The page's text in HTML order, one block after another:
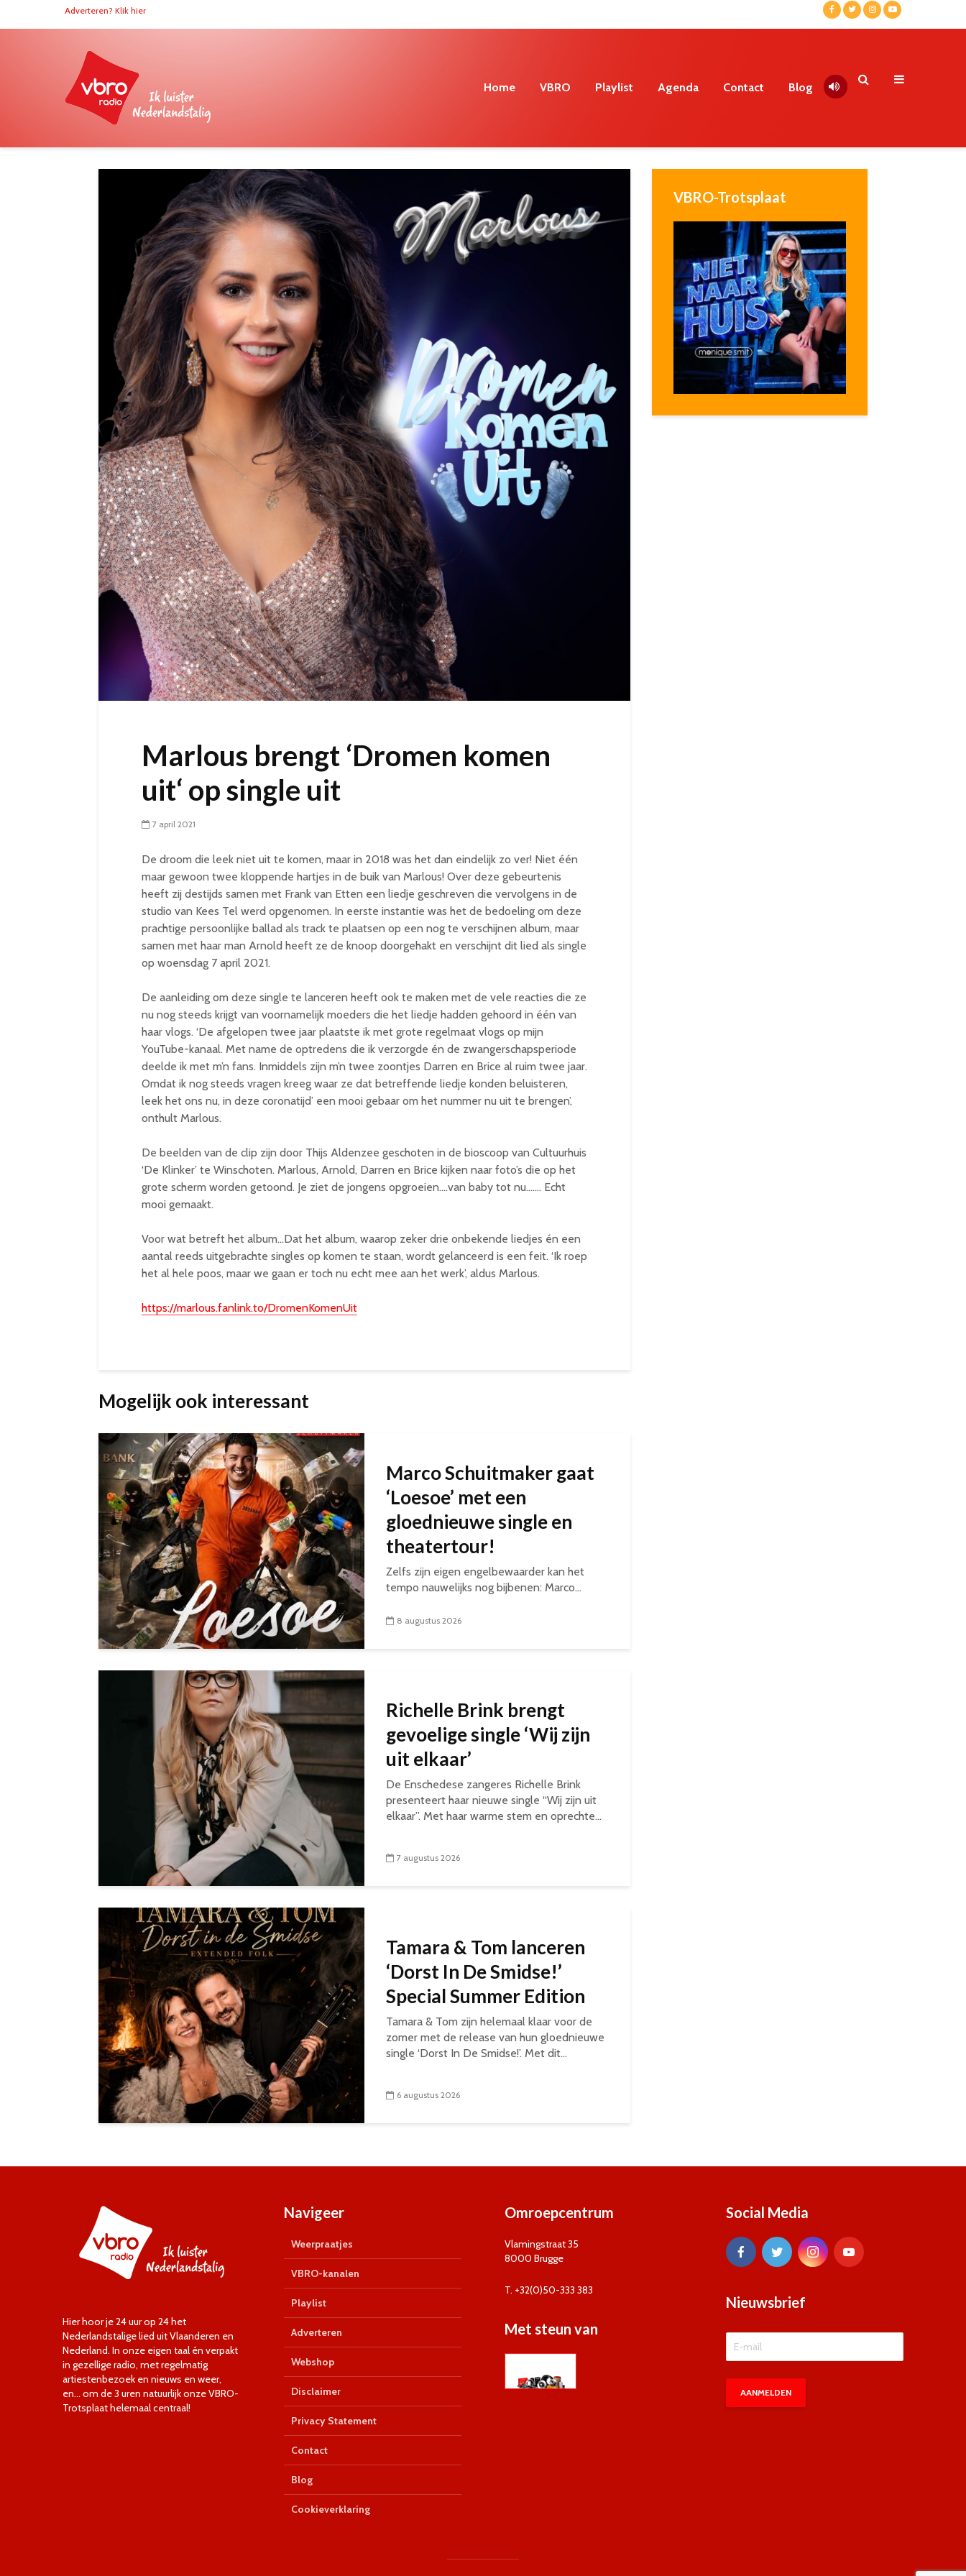
Adverteren? Klik hier
Home VBRO Playlist Agenda Contact Blog
Marlous brengt ‘Dromen komen
uit‘ op single uit
7 april 2021
De droom die leek niet uit te komen, maar in 2018 was het dan eindelijk zo ver! Niet één
maar gewoon twee kloppende hartjes in de buik van Marlous! Over deze gebeurtenis
heeft zij destijds samen met Frank van Etten een liedje geschreven die vervolgens in de
studio van Kees Tel werd opgenomen. In eerste instantie was het de bedoeling om deze
prachtige persoonlijke ballad als track te plaatsen op een nog te verschijnen album, maar
samen met haar man Arnold heeft ze de knoop doorgehakt en verschijnt dit lied als single
op woensdag 7 april 2021.
De aanleiding om deze single te lanceren heeft ook te maken met de vele reacties die ze
nu nog steeds krijgt van voornamelijk moeders die het liedje hadden gehoord in één van
haar vlogs. ‘De afgelopen twee jaar plaatste ik met grote regelmaat vlogs op mijn
YouTube-kanaal. Met name de optredens die ik verzorgde én de zwangerschapsperiode
deelde ik met m’n fans. Inmiddels zijn m’n twee zoontjes Darren en Brice al ruim twee jaar.
Omdat ik nog steeds vragen kreeg waar ze dat betreffende liedje konden beluisteren,
leek het ons nu, in deze coronatijd’ een mooi gebaar om het nummer nu uit te brengen’,
onthult Marlous.
De beelden van de clip zijn door Thijs Aldenzee geschoten in de bioscoop van Cultuurhuis
‘De Klinker’ te Winschoten. Marlous, Arnold, Darren en Brice kijken naar foto’s die op het
grote scherm worden getoond. Je ziet de jongens opgroeien….van baby tot nu……. Echt
mooi gemaakt.
Voor wat betreft het album…Dat het album, waarop zeker drie onbekende liedjes én een
aantal reeds uitgebrachte singles op komen te staan, wordt gelanceerd is een feit. ‘Ik roep
het al hele poos, maar we gaan er toch nu echt mee aan het werk’, aldus Marlous.
https://marlous.fanlink.to/DromenKomenUit
Mogelijk ook interessant
Marco Schuitmaker gaat
‘Loesoe’ met een
gloednieuwe single en
theatertour!
Zelfs zijn eigen engelbewaarder kan het
tempo nauwelijks nog bijbenen: Marco...
8 augustus 2026
Richelle Brink brengt
gevoelige single ‘Wij zijn
uit elkaar’
De Enschedese zangeres Richelle Brink
presenteert haar nieuwe single “Wij zijn uit
elkaar”. Met haar warme stem en oprechte...
7 augustus 2026
Tamara & Tom lanceren
‘Dorst In De Smidse!’
Special Summer Edition
Tamara & Tom zijn helemaal klaar voor de
zomer met de release van hun gloednieuwe
single ‘Dorst In De Smidse!’. Met dit...
6 augustus 2026
VBRO-Trotsplaat
Hier hoor je 24 uur op 24 het
Nederlandstalige lied uit Vlaanderen en
Nederland. In onze eigen taal én verpakt
in gezellige radio, met regelmatig
artiestenbezoek en nieuws en weer,
en… om de 3 uren natuurlijk onze VBRO-
Trotsplaat helemaal centraal!
Navigeer
Weerpraatjes
VBRO-kanalen
Playlist
Adverteren
Webshop
Disclaimer
Privacy Statement
Contact
Blog
Cookieverklaring
Omroepcentrum
Vlamingstraat 35
8000 Brugge
T. +32(0)50-333 383
Met steun van
Social Media
Nieuwsbrief